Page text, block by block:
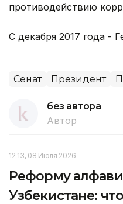
противодействию
С декабря 2017 года -
Сенат Президент
без автора
Автор
12:13, 08 Июля 2026
Реформу
Узбекистане: